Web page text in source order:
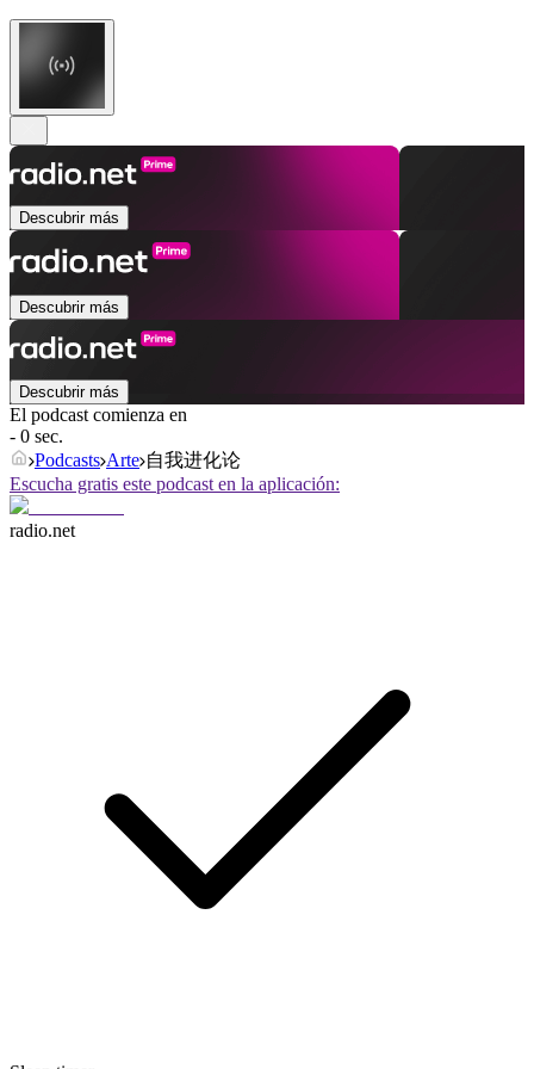
Descubrir más
Descubrir más
Descubrir más
El podcast comienza en
- 0 sec.
Podcasts Arte 自我进化论
Escucha gratis este podcast en la aplicación:
radio.net